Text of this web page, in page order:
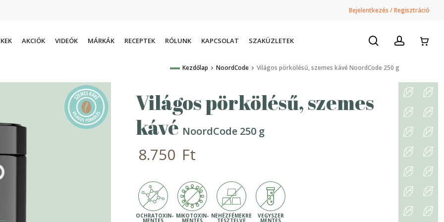
Bejelentkezés / Regisztráció
Tészta
Fűszer
Kiegészítő
AKCIÓK VIDEÓK MÁRKÁK RECEPTEK RÓLUNK KAPCSOLAT SZAKÜZLETEK searchaccount
Kezdőlap NoordCode Világos pörkölésű, szemes kávé NoordCode 250 g
Világos pörkölésű, szemes
kávé NoordCode 250 g
8.750 Ft